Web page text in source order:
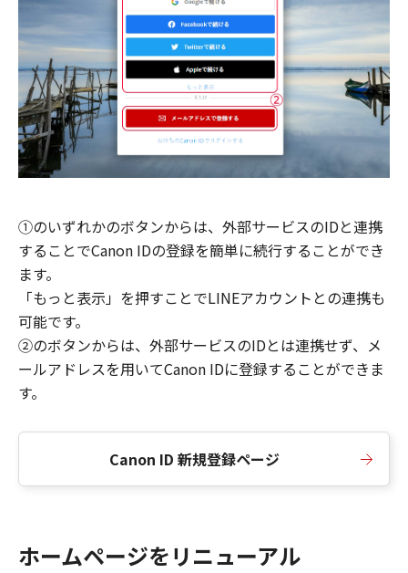
①のいずれかのボタンからは、外部サービスのIDと連携
することでCanon IDの登録を簡単に続行することができ
ます。
「もっと表示」を押すことでLINEアカウントとの連携も
可能です。
②のボタンからは、外部サービスのIDとは連携せず、メ
ールアドレスを用いてCanon IDに登録することができま
す。
Canon ID 新規登録ページ
ホームページをリニューアル